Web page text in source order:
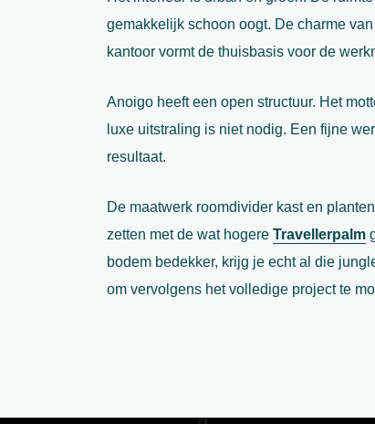
gemakkelijk schoon oogt. De charme
kantoor vormt de thuisbasis voor de
Anoigo heeft een open structuur. Het
luxe uitstraling is niet nodig. Een fijne
resultaat.
De maatwerk roomdivider kast en
zetten met de wat hogere Travellerpalm
bodem bedekker, krijg je echt al die
om vervolgens het volledige project te